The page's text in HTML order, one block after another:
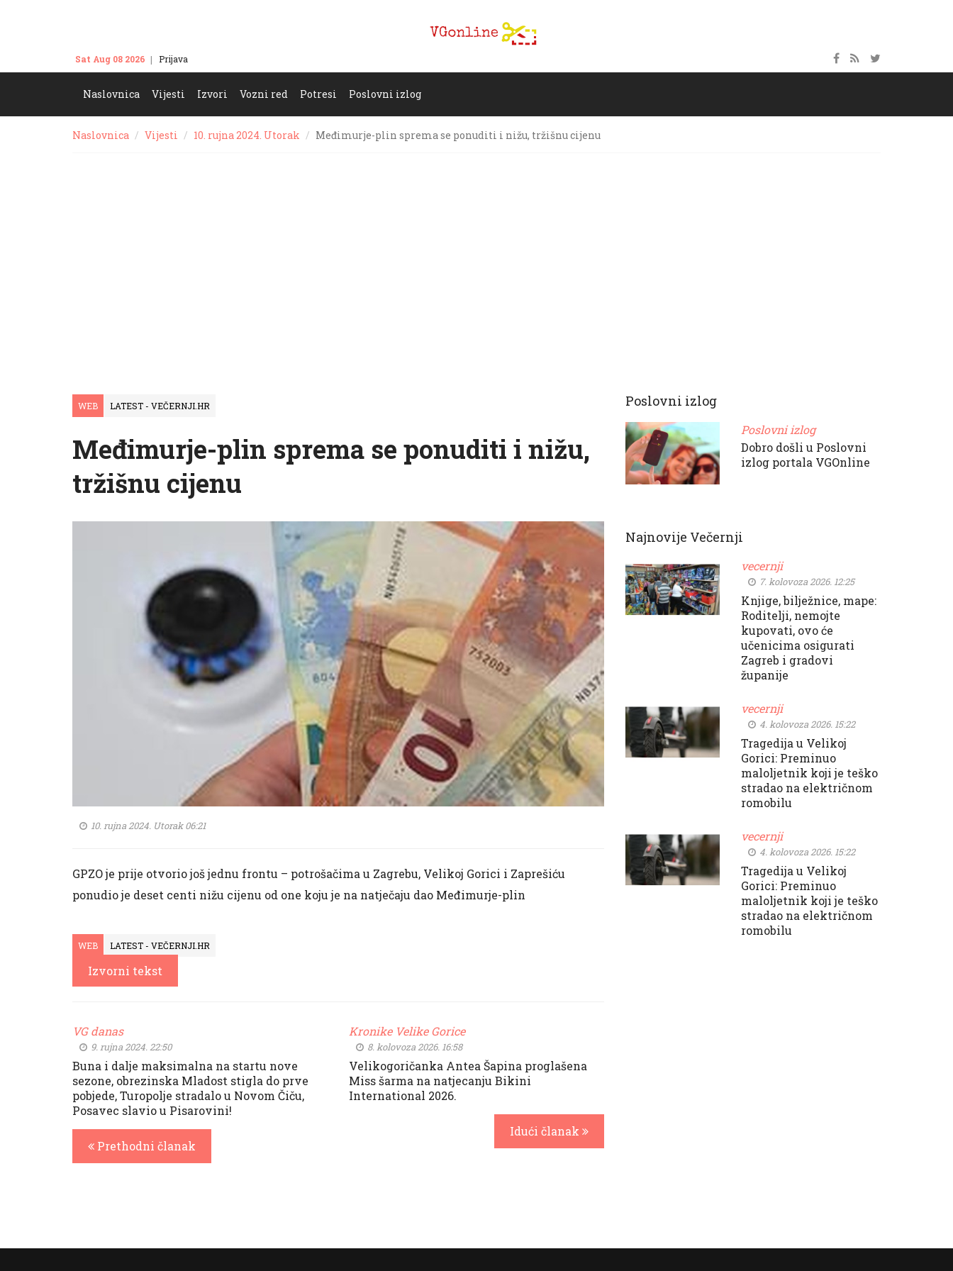
Sat Aug 08 2026 Prijava
Naslovnica Vijesti Izvori Vozni red Potresi Poslovni izlog
Naslovnica Vijesti 10. rujna 2024. Utorak Međimurje-plin sprema se ponuditi i nižu, tržišnu cijenu
WEB LATEST - VEČERNJI.HR
Međimurje-plin sprema se ponuditi i nižu,
tržišnu cijenu
10. rujna 2024. Utorak 06:21
GPZO je prije otvorio još jednu frontu – potrošačima u Zagrebu, Velikoj Gorici i Zaprešiću
ponudio je deset centi nižu cijenu od one koju je na natječaju dao Međimurje-plin
WEB LATEST - VEČERNJI.HR
Izvorni tekst
VG danas
9. rujna 2024. 22:50
Buna i dalje maksimalna na startu nove
sezone, obrezinska Mladost stigla do prve
pobjede, Turopolje stradalo u Novom Čiču,
Posavec slavio u Pisarovini!
Prethodni članak
Kronike Velike Gorice
8. kolovoza 2026. 16:58
Velikogoričanka Antea Šapina proglašena
Miss šarma na natjecanju Bikini
International 2026.
Idući članak
Poslovni izlog
Poslovni izlog
Dobro došli u Poslovni
izlog portala VGOnline
Najnovije Večernji
vecernji
7. kolovoza 2026. 12:25
Knjige, bilježnice, mape:
Roditelji, nemojte
kupovati, ovo će
učenicima osigurati
Zagreb i gradovi
županije
vecernji
4. kolovoza 2026. 15:22
Tragedija u Velikoj
Gorici: Preminuo
maloljetnik koji je teško
stradao na električnom
romobilu
vecernji
4. kolovoza 2026. 15:22
Tragedija u Velikoj
Gorici: Preminuo
maloljetnik koji je teško
stradao na električnom
romobilu